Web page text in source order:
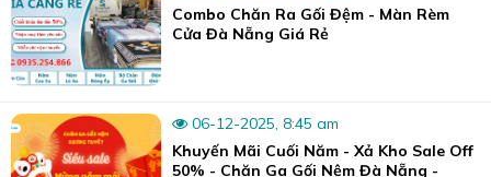
ngon giấc.
Combo Chăn Ra Gối Đệm - Màn Rèm
Cửa Đà Nẵng Giá Rẻ
06-12-2025, 8:45 am
Khuyến Mãi Cuối Năm - Xả Kho Sale Off
50% - Chăn Ga Gối Nệm Đà Nẵng -